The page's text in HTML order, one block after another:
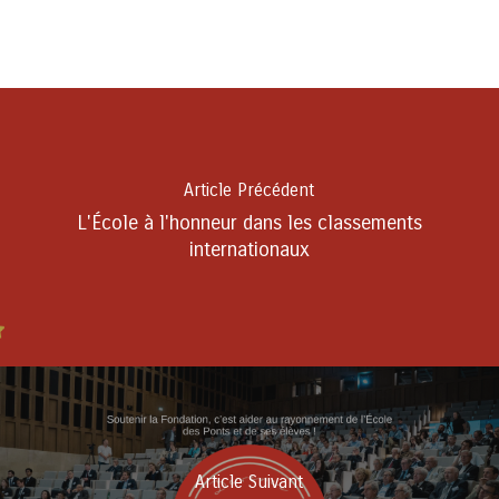
Article Précédent
L'École à l'honneur dans les classements
internationaux
Article Suivant